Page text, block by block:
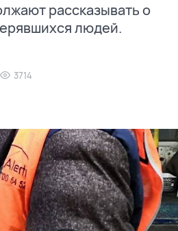
рассказывать о
людей.
3714